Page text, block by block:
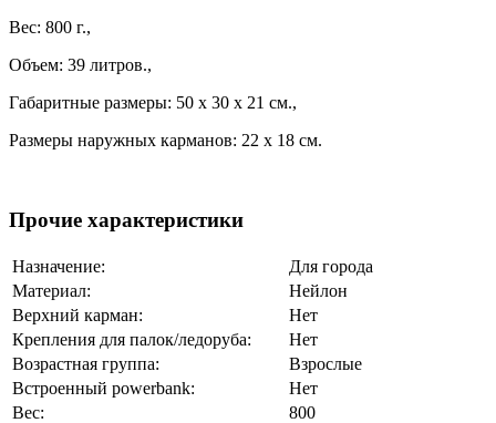
Вес: 800 г.,
Объем: 39 литров.,
Габаритные размеры: 50 х 30 х 21 см.,
Размеры наружных карманов: 22 х 18 см.
Прочие характеристики
Назначение:
Для города
Материал:
Нейлон
Верхний карман:
Нет
Крепления для палок/ледоруба:
Нет
Возрастная группа:
Взрослые
Встроенный powerbank:
Нет
Вес:
800